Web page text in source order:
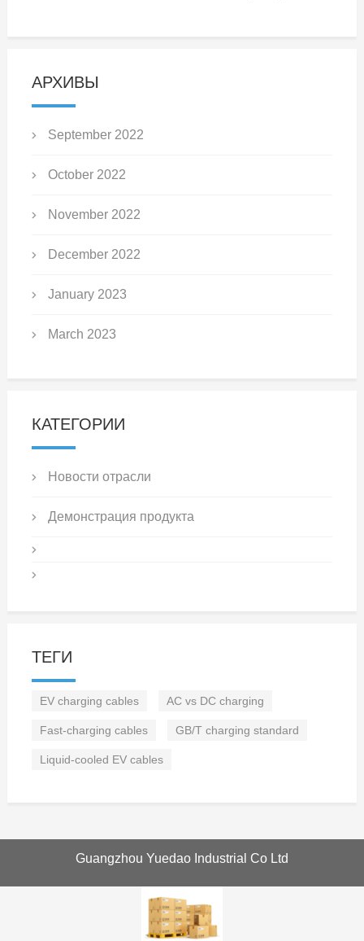
АРХИВЫ
September 2022
October 2022
November 2022
December 2022
January 2023
March 2023
КАТЕГОРИИ
Новости отрасли
Демонстрация продукта
ТЕГИ
EV charging cables AC vs DC charging
Fast-charging cables GB/T charging standard
Liquid-cooled EV cables
Guangzhou Yuedao Industrial Co Ltd